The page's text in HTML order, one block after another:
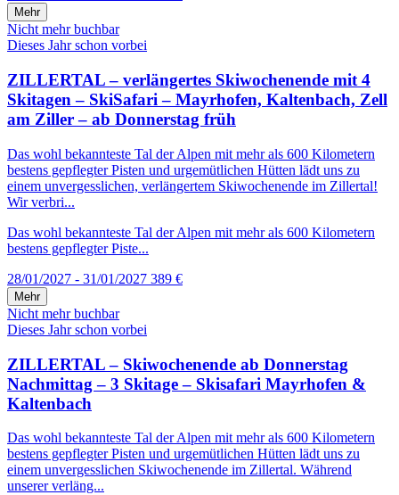
Mehr
Nicht mehr buchbar
Dieses Jahr schon vorbei
ZILLERTAL – verlängertes Skiwochenende mit 4
Skitagen – SkiSafari – Mayrhofen, Kaltenbach, Zell
am Ziller – ab Donnerstag früh
Das wohl bekannteste Tal der Alpen mit mehr als 600 Kilometern
bestens gepflegter Pisten und urgemütlichen Hütten lädt uns zu
einem unvergesslichen, verlängertem Skiwochenende im Zillertal!
Wir verbri...
Das wohl bekannteste Tal der Alpen mit mehr als 600 Kilometern
bestens gepflegter Piste...
28/01/2027 - 31/01/2027 389 €
Mehr
Nicht mehr buchbar
Dieses Jahr schon vorbei
ZILLERTAL – Skiwochenende ab Donnerstag
Nachmittag – 3 Skitage – Skisafari Mayrhofen &
Kaltenbach
Das wohl bekannteste Tal der Alpen mit mehr als 600 Kilometern
bestens gepflegter Pisten und urgemütlichen Hütten lädt uns zu
einem unvergesslichen Skiwochenende im Zillertal. Während
unserer verläng...